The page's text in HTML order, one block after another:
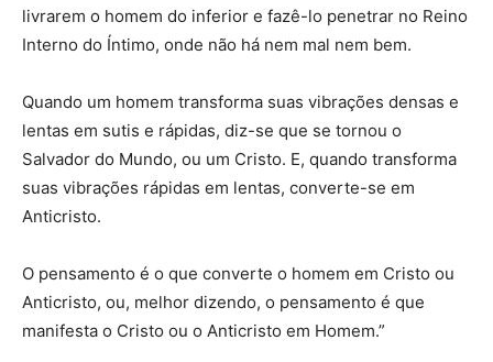
livrarem o homem do inferior e fazê-lo penetrar no Reino
Interno do Íntimo, onde não há nem mal nem bem.
Quando um homem transforma suas vibrações densas e
lentas em sutis e rápidas, diz-se que se tornou o
Salvador do Mundo, ou um Cristo. E, quando transforma
suas vibrações rápidas em lentas, converte-se em
Anticristo.
O pensamento é o que converte o homem em Cristo ou
Anticristo, ou, melhor dizendo, o pensamento é que
manifesta o Cristo ou o Anticristo em Homem.”